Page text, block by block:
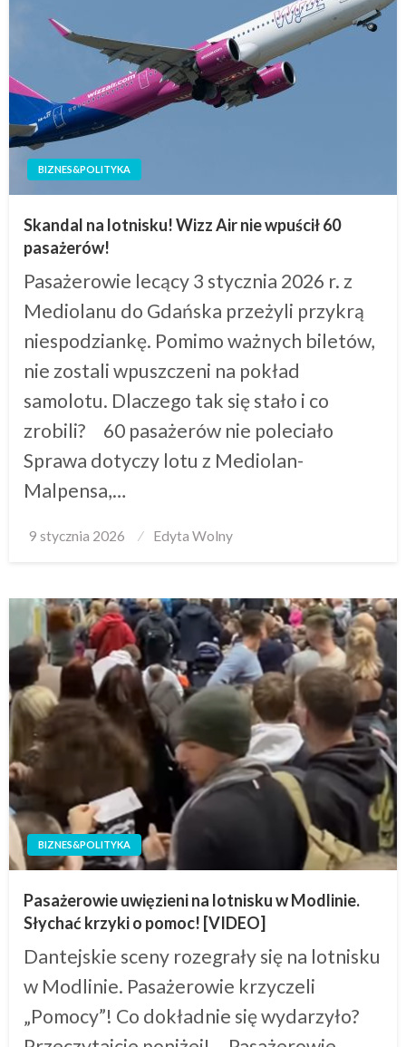
BIZNES&POLITYKA
Skandal na lotnisku! Wizz Air nie wpuścił 60
pasażerów!
Pasażerowie lecący 3 stycznia 2026 r. z
Mediolanu do Gdańska przeżyli przykrą
niespodziankę. Pomimo ważnych biletów,
nie zostali wpuszczeni na pokład
samolotu. Dlaczego tak się stało i co
zrobili? 60 pasażerów nie poleciało
Sprawa dotyczy lotu z Mediolan-
Malpensa,…
Posted
9 stycznia 2026 Edyta Wolny
BIZNES&POLITYKA
Pasażerowie uwięzieni na lotnisku w Modlinie.
Słychać krzyki o pomoc! [VIDEO]
Dantejskie sceny rozegrały się na lotnisku
w Modlinie. Pasażerowie krzyczeli
„Pomocy”! Co dokładnie się wydarzyło?